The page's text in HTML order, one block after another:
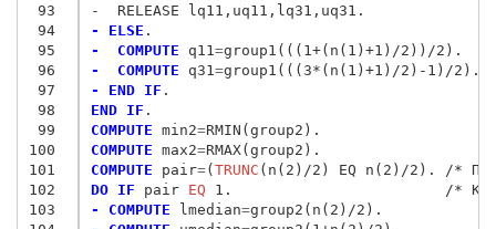
93
94
95
96
97
98
99
100
101
102
103
-  RELEASE lq11,uq11,lq31,uq31.
- ELSE
-  COMPUTE q11 =
-  COMPUTE q31 =
- END IF
END IF
COMPUTE min2=
COMPUTE max2=
COMPUTE pair=(TRUNC
DO IF pair EQ
- COMPUTE lmedian=